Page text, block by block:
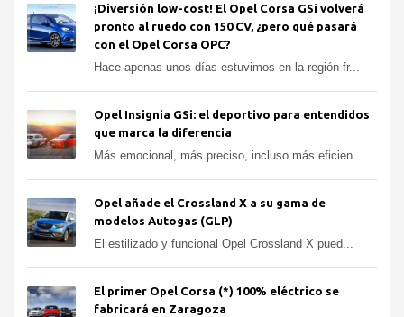
¡Diversión low-cost! El Opel Corsa GSi volverá
pronto al ruedo con 150 CV, ¿pero qué pasará
con el Opel Corsa OPC?
Hace apenas unos días estuvimos en la región fr...
Opel Insignia GSi: el deportivo para entendidos
que marca la diferencia
Más emocional, más preciso, incluso más eficien...
Opel añade el Crossland X a su gama de
modelos Autogas (GLP)
El estilizado y funcional Opel Crossland X pued...
El primer Opel Corsa (*) 100% eléctrico se
fabricará en Zaragoza